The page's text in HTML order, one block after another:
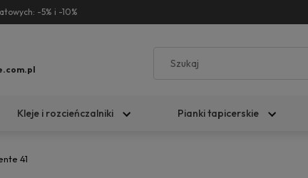
-5% i -10%
Kleje i rozcieńczalniki Pianki tapicerskie
41